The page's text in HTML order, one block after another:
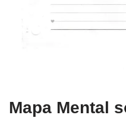
Mapa Mental